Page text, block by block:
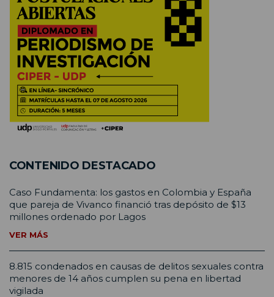
CONTENIDO DESTACADO
Caso Fundamenta: los gastos en Colombia y España
que pareja de Vivanco financió tras depósito de $13
millones ordenado por Lagos
VER MÁS
8.815 condenados en causas de delitos sexuales contra
menores de 14 años cumplen su pena en libertad
vigilada